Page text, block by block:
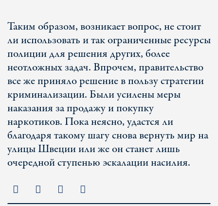
Таким образом, возникает вопрос, не стоит
ли использовать и так ограниченные ресурсы
полиции для решения других, более
неотложных задач. Впрочем, правительство
все же приняло решение в пользу стратегии
криминализации. Были усилены меры
наказания за продажу и покупку
наркотиков. Пока неясно, удастся ли
благодаря такому шагу снова вернуть мир на
улицы Швеции или же он станет лишь
очередной ступенью эскалации насилия.